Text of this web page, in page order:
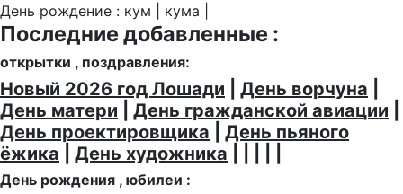
День рождение : кум | кума |
Последние добавленные :
открытки , поздравления:
Новый 2026 год Лошади День ворчуна
День матери
День гражданской авиации
День проектировщика
День пьяного
ёжика
День художника
День рождения , юбилеи :